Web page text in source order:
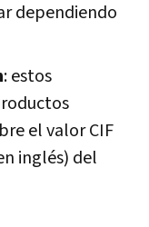
dependiendo
: estos
el valor CIF
inglés) del